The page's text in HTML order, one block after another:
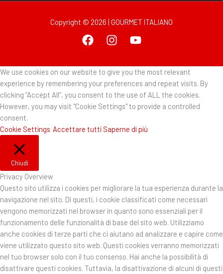
Copyright © 2026 | GOURMET ITALIANO
We use cookies on our website to give you the most relevant
experience by remembering your preferences and repeat visits. By
clicking “Accept All”, you consent to the use of ALL the cookies.
However, you may visit "Cookie Settings" to provide a controlled
consent.
Cookie Settings Accettare tutti Saperne di più
Chiudi
Privacy Overview
Questo sito utilizza i cookies per migliorare la tua esperienza durante la
navigazione nel sito. Di questi, i cookie classificati come necessari
vengono memorizzati nel browser in quanto sono essenziali per il
funzionamento delle funzionalità di base del sito web. Utilizziamo
anche cookies di terze parti che ci aiutano ad analizzare e capire come
viene utilizzato questo sito web. Questi cookies verranno memorizzati
nel tuo browser solo con il tuo consenso. Hai anche la possibilità di
disattivare questi cookies. Tuttavia, la disattivazione di alcuni di questi